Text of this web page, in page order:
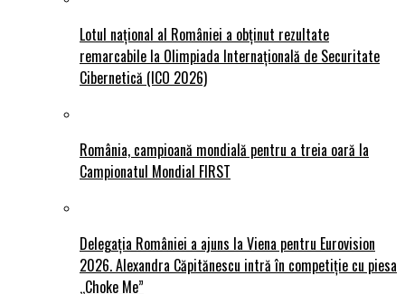
Lotul național al României a obținut rezultate
remarcabile la Olimpiada Internațională de Securitate
Cibernetică (ICO 2026)
România, campioană mondială pentru a treia oară la
Campionatul Mondial FIRST
Delegația României a ajuns la Viena pentru Eurovision
2026. Alexandra Căpitănescu intră în competiție cu piesa
„Choke Me”